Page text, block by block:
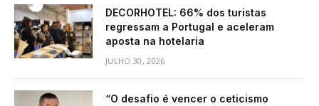
DECORHOTEL: 66% dos turistas
regressam a Portugal e aceleram
aposta na hotelaria
JULHO 30, 2026
“O desafio é vencer o ceticismo